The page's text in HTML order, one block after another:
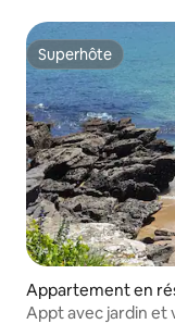
Superhôte
Superhôte
Appartement en
Appt avec jardin et